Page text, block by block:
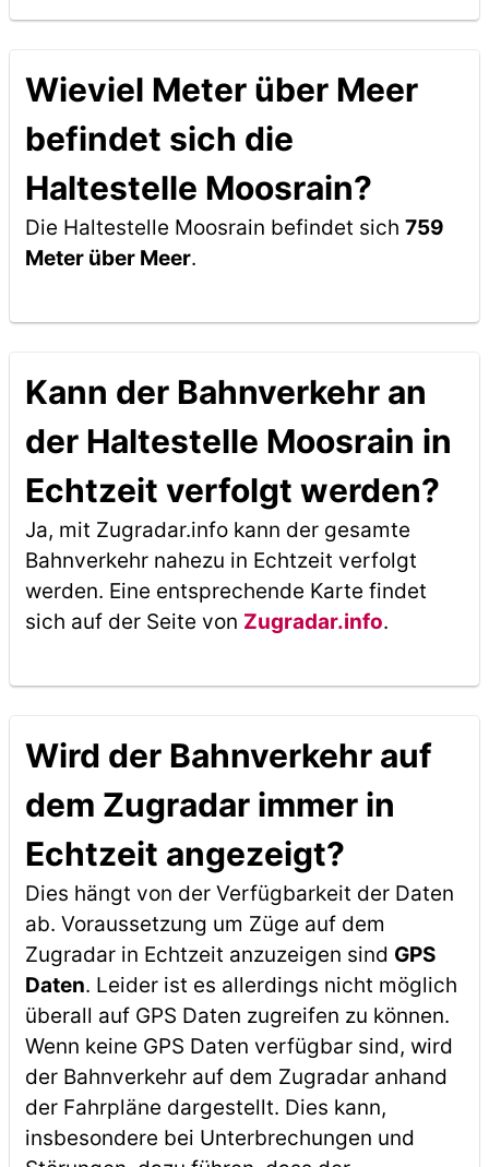
Wieviel Meter über Meer
befindet sich die
Haltestelle Moosrain?
Die Haltestelle Moosrain befindet sich 759
Meter über Meer.
Kann der Bahnverkehr an
der Haltestelle Moosrain in
Echtzeit verfolgt werden?
Ja, mit Zugradar.info kann der gesamte
Bahnverkehr nahezu in Echtzeit verfolgt
werden. Eine entsprechende Karte findet
sich auf der Seite von Zugradar.info.
Wird der Bahnverkehr auf
dem Zugradar immer in
Echtzeit angezeigt?
Dies hängt von der Verfügbarkeit der Daten
ab. Voraussetzung um Züge auf dem
Zugradar in Echtzeit anzuzeigen sind GPS
Daten. Leider ist es allerdings nicht möglich
überall auf GPS Daten zugreifen zu können.
Wenn keine GPS Daten verfügbar sind, wird
der Bahnverkehr auf dem Zugradar anhand
der Fahrpläne dargestellt. Dies kann,
insbesondere bei Unterbrechungen und